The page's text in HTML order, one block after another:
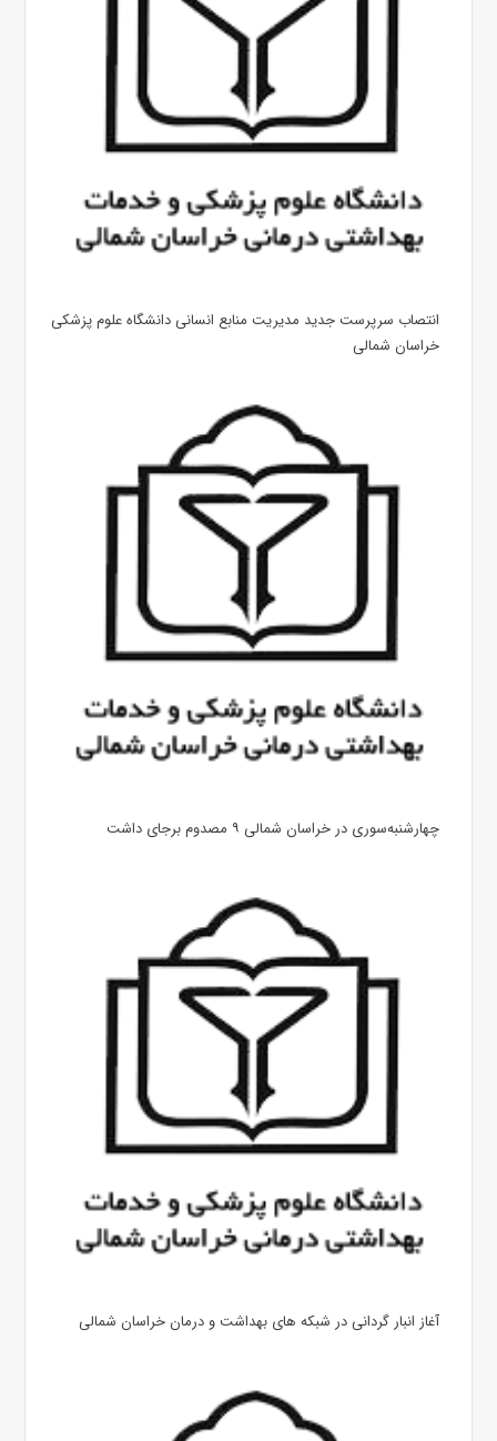
انتصاب سرپرست جدید مدیریت منابع انسانی دانشگاه علوم پزشکی
خراسان شمالی
چهارشنبه‌سوری در خراسان شمالی ۹ مصدوم برجای داشت
آغاز انبار گردانی در شبکه های بهداشت و درمان خراسان شمالی